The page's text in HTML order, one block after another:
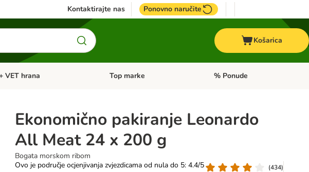
Kontaktirajte nas Ponovno naručite
Košarica
kategorija: Ptice
VET hrana Pregled kategorija: + VET hrana
Top marke Pregled kategorija: Top marke
% Ponude
Ekonomično pakiranje Leonardo
All Meat 24 x 200 g
Bogata morskom ribom
Ovo je područje ocjenjivanja zvjezdicama od nula do 5: 4.4/5
(434)